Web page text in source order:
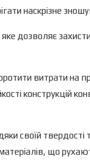
наскрізне
яке дозволяє
витрати на
конструкцій
своїй твердості
що